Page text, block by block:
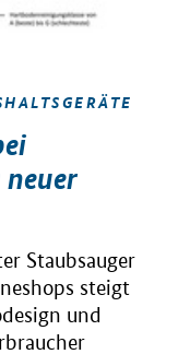
Staubsauger
steigt
und